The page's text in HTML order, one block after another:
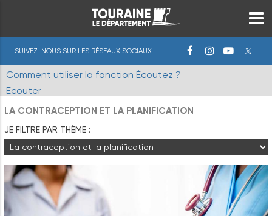
SUIVEZ-NOUS SUR LES RÉSEAUX SOCIAUX
Comment utiliser la fonction Écoutez ?
Ecouter
LA CONTRACEPTION ET LA PLANIFICATION
JE FILTRE PAR THÈME :